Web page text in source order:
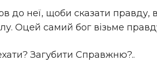
до неї, щоби сказати правду,
Оцей самий бог візьме
Загубити Справжню?..